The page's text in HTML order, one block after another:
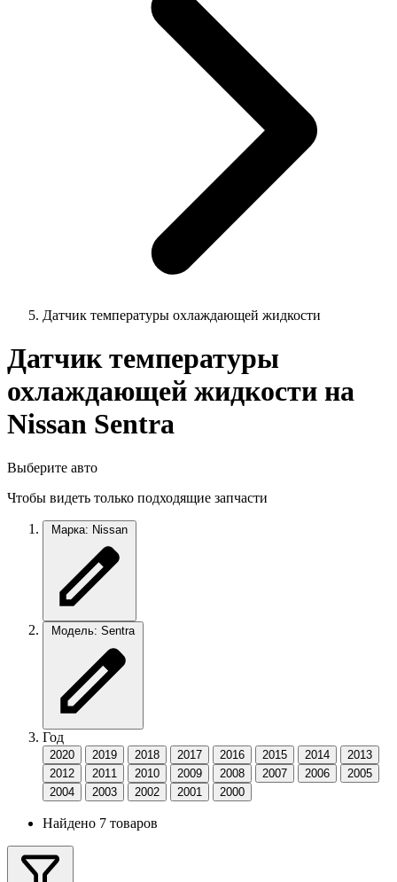
Датчик температуры охлаждающей жидкости
Датчик температуры
охлаждающей жидкости на
Nissan Sentra
Выберите авто
Чтобы видеть только подходящие запчасти
Марка: Nissan
Модель: Sentra
Год
2020 2019 2018 2017 2016 2015 2014
2013
2012
2011 2010 2009 2008 2007 2006
2005
2004
2003 2002 2001 2000
Найдено 7 товаров